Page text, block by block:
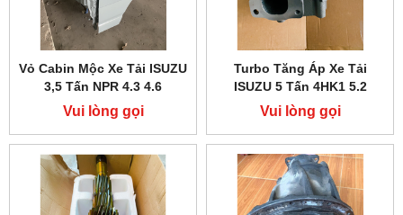
Vỏ Cabin Mộc Xe Tải ISUZU
3,5 Tấn NPR 4.3 4.6
Vui lòng gọi
Turbo Tăng Áp Xe Tải
ISUZU 5 Tấn 4HK1 5.2
Vui lòng gọi